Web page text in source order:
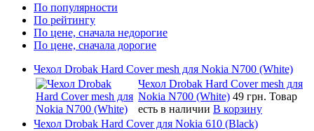
По популярности
По рейтингу
По цене, сначала недорогие
По цене, сначала дорогие
Чехол Drobak Hard Cover mesh для Nokia N700 (White)
Чехол Drobak Hard Cover mesh для
Nokia N700 (White) 49 грн. Товар
есть в наличии В корзину
Чехол Drobak Hard Cover для Nokia 610 (Black)